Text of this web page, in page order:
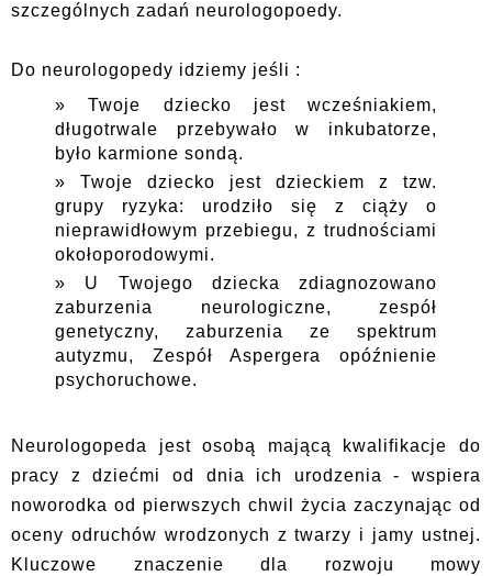
szczególnych zadań neurologopoedy.
Do neurologopedy idziemy jeśli :
Twoje dziecko jest wcześniakiem,
długotrwale przebywało w inkubatorze,
było karmione sondą.
Twoje dziecko jest dzieckiem z tzw.
grupy ryzyka: urodziło się z ciąży o
nieprawidłowym przebiegu, z trudnościami
okołoporodowymi.
U Twojego dziecka zdiagnozowano
zaburzenia neurologiczne, zespół
genetyczny, zaburzenia ze spektrum
autyzmu, Zespół Aspergera opóźnienie
psychoruchowe.
Neurologopeda jest osobą mającą kwalifikacje do
pracy z dziećmi od dnia ich urodzenia - wspiera
noworodka od pierwszych chwil życia zaczynając od
oceny odruchów wrodzonych z twarzy i jamy ustnej.
Kluczowe znaczenie dla rozwoju mowy